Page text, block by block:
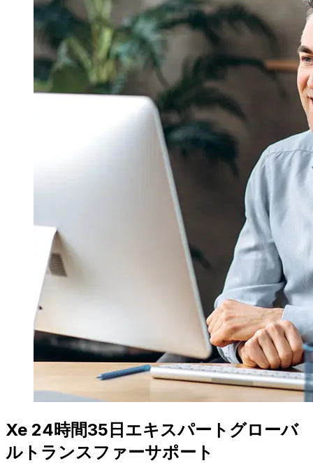
Xe 24時間35日エキスパートグローバ
ルトランスファーサポート